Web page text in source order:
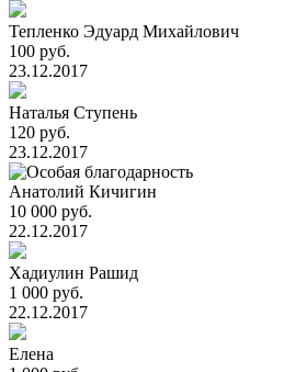
Тепленко Эдуард Михайлович
100 руб.
23.12.2017
Наталья Ступень
120 руб.
23.12.2017
Анатолий Кичигин
10 000 руб.
22.12.2017
Хадиулин Рашид
1 000 руб.
22.12.2017
Елена